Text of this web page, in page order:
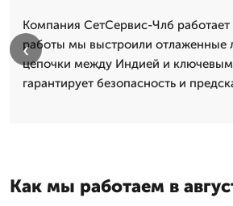
Компания СетСервис-Члб работает
работы мы выстроили отлаженные
цепочки между Индией и
гарантирует безопасность и
‹
Как мы работаем в